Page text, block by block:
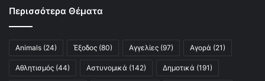
Περισσότερα Θέματα
Animals (24) Έξοδος (80) Αγγελίες (97) Αγορά (21)
Αθλητισμός (44) Αστυνομικά (142) Δημοτικά (191)